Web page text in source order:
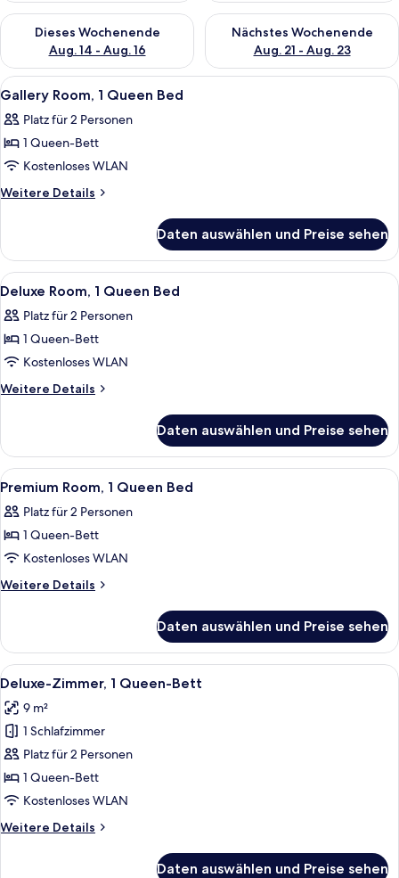
Dieses Wochenende
Aug. 14 - Aug. 16
Überprüfe die Verfügbarkeit für dieses Wochenende, Aug. 14
Nächstes Wochenende
Aug. 21 - Aug. 23
Überprüfe die Verfügbarkeit
Alle
Fotos
für
Gallery
Room,
1
anzeigen
Ein Hotelzimmer mit Bett,
16
Gallery Room, 1 Queen Bed
Platz für 2 Personen
1 Queen-Bett
Kostenloses WLAN
Weitere Details
Weitere
Room,
Queen
Daten auswählen und Preise sehen
Alle
Fotos
für
Deluxe
Room,
1
anzeigen
Ein Schlafzimmer mit Bett,
11
Deluxe Room, 1 Queen Bed
Platz für 2 Personen
1 Queen-Bett
Kostenloses WLAN
Weitere Details
Weitere
Room,
Queen
Daten auswählen und Preise sehen
Alle
Fotos
für
Premium
Room,
1
anzeigen
Ein Schlafzimmer mit Bett,
7
Premium Room, 1 Queen Bed
Platz für 2 Personen
1 Queen-Bett
Kostenloses WLAN
Weitere Details
Weitere
Room,
Queen
Daten auswählen und Preise sehen
Alle
Fotos
für
Deluxe-
Zimmer,
1
Queen-
anzeigen
Ein modernes Hotelzimmer mit
18
Deluxe-Zimmer, 1 Queen-Bett
9 m²
1 Schlafzimmer
Platz für 2 Personen
1 Queen-Bett
Kostenloses WLAN
Weitere Details
Weitere
Daten auswählen und Preise sehen